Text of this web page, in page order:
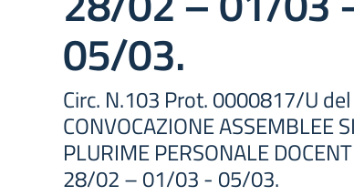
05/03.
Circ. N.103 Prot. 0000817/U
CONVOCAZIONE ASSEMBLEE
PLURIME PERSONALE
28/02 – 01/03 - 05/03.